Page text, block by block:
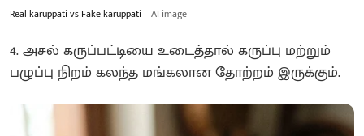
Real karuppati vs Fake karuppati AI image
4. அசல் கருப்பட்டியை உடைத்தால் கருப்பு மற்றும்
பழுப்பு நிறம் கலந்த மங்கலான தோற்றம் இருக்கும்.